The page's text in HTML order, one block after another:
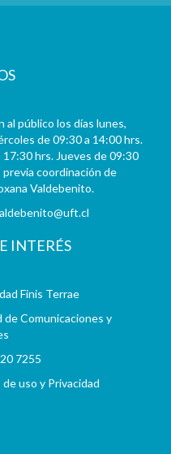
al público los días lunes,
de 09:30 a 14:00 hrs.
17:30 hrs. Jueves de 09:30
previa coordinación de
Valdebenito.
INTERÉS
Finis Terrae
de Comunicaciones y
7255
uso y Privacidad